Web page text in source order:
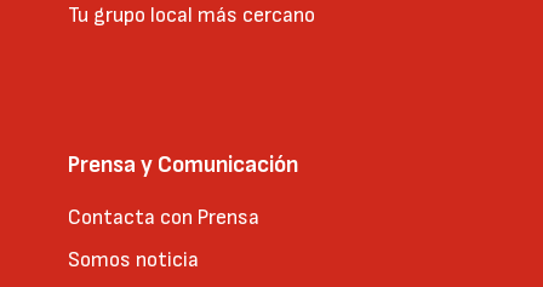
Tu grupo local más cercano
Prensa y Comunicación
Contacta con Prensa
Somos noticia